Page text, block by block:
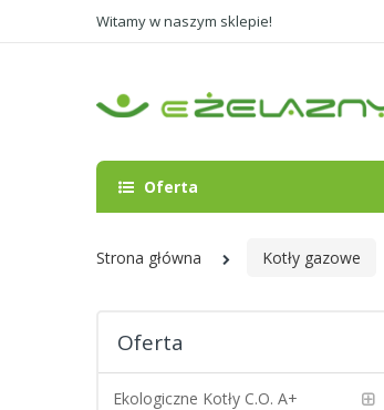
Witamy w naszym sklepie!
Oferta
Strona główna Kotły gazowe
Oferta
Ekologiczne Kotły C.O. A+